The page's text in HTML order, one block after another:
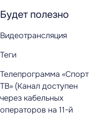
Будет полезно
Видеотрансляция
Теги
Телепрограмма «Спорт
ТВ» (Канал доступен
через кабельных
операторов на 11-й